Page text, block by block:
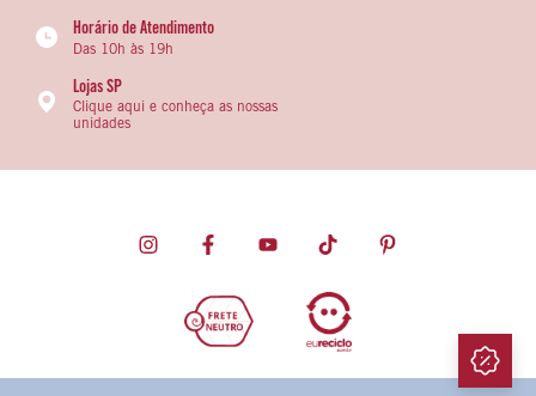
Horário de Atendimento
Das 10h às 19h
Lojas SP
Clique aqui e conheça as nossas
unidades